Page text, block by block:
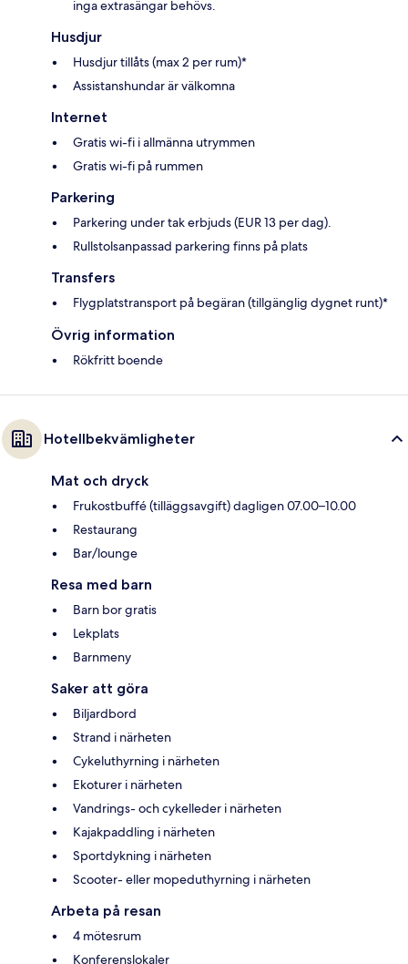
inga extrasängar behövs.
Husdjur
Husdjur tillåts (max 2 per rum)*
Assistanshundar är välkomna
Internet
Gratis wi-fi i allmänna utrymmen
Gratis wi-fi på rummen
Parkering
Parkering under tak erbjuds (EUR 13 per dag).
Rullstolsanpassad parkering finns på plats
Transfers
Flygplatstransport på begäran (tillgänglig dygnet runt)*
Övrig information
Rökfritt boende
Hotellbekvämligheter
Mat och dryck
Frukostbuffé (tilläggsavgift) dagligen 07.00–10.00
Restaurang
Bar/lounge
Resa med barn
Barn bor gratis
Lekplats
Barnmeny
Saker att göra
Biljardbord
Strand i närheten
Cykeluthyrning i närheten
Ekoturer i närheten
Vandrings- och cykelleder i närheten
Kajakpaddling i närheten
Sportdykning i närheten
Scooter- eller mopeduthyrning i närheten
Arbeta på resan
4 mötesrum
Konferenslokaler